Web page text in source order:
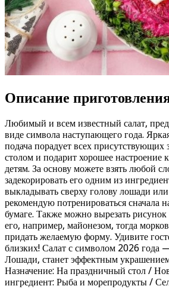
Описание
Любимый и всем известный салат,
виде символа наступающего года.
подача порадует всех присутствующих
столом и подарит хорошее настроение
детям. За основу можете взять любой
задекорировать его одним из
выкладывать сверху голову лошади
рекомендую потренироваться сначала
бумаге. Также можно вырезать рисунок
его, например, майонезом, тогда
придать желаемую форму. Удивите
близких! Салат с символом 2026
Лошади, станет эффектным
Назначение: На праздничный стол /
ингредиент: Рыба и морепродукты /